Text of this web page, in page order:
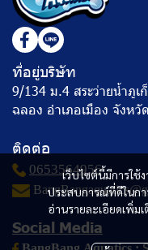
เว็บไซต์นี้มีการใ
ประสบการณ์ที่ดีในกา
อ่านรายละเอียดเพิ่ม
ที่อยู่บริษัท
9/134 ม.4 สระว่ายน้ำภู
ฉลอง อำเภอเมือง จังหวั
ติดต่อ
0653564956
Social Media